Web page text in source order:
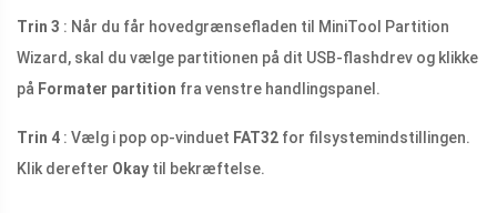
Trin 3 : Når du får hovedgrænsefladen til MiniTool Partition
Wizard, skal du vælge partitionen på dit USB-flashdrev og klikke
på Formater partition fra venstre handlingspanel.
Trin 4 : Vælg i pop op-vinduet FAT32 for filsystemindstillingen.
Klik derefter Okay til bekræftelse.